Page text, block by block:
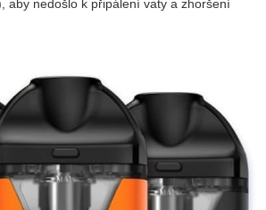
aby nedošlo k připálení vaty a zhoršení